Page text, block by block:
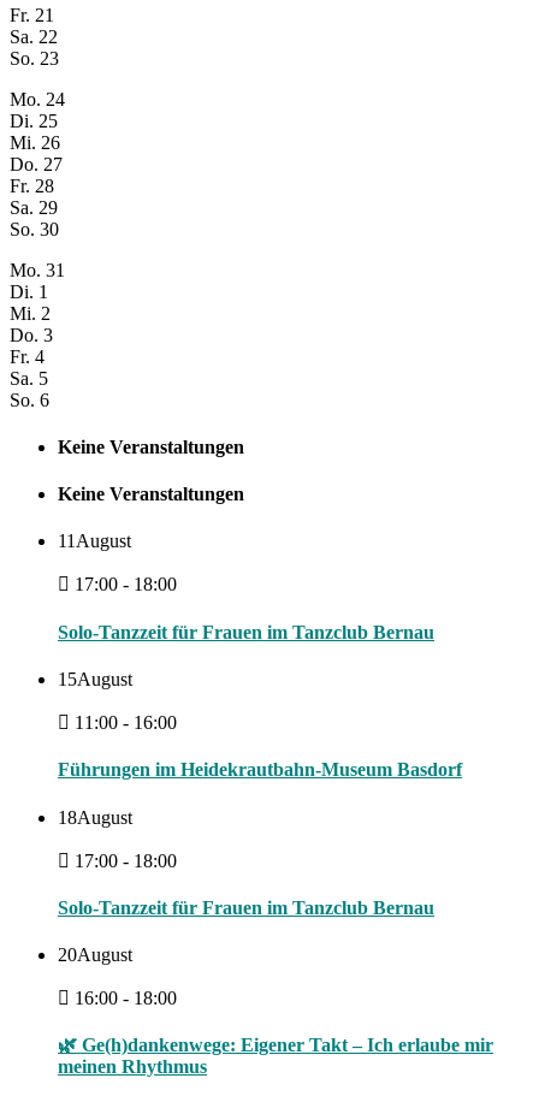
Fr. 21
Sa. 22
So. 23
Mo. 24
Di. 25
Mi. 26
Do. 27
Fr. 28
Sa. 29
So. 30
Mo. 31
Di. 1
Mi. 2
Do. 3
Fr. 4
Sa. 5
So. 6
Keine Veranstaltungen
Keine Veranstaltungen
11August
17:00 - 18:00
Solo-Tanzzeit für Frauen im Tanzclub Bernau
15August
11:00 - 16:00
Führungen im Heidekrautbahn-Museum Basdorf
18August
17:00 - 18:00
Solo-Tanzzeit für Frauen im Tanzclub Bernau
20August
16:00 - 18:00
🌿 Ge(h)dankenwege: Eigener Takt – Ich erlaube mir
meinen Rhythmus